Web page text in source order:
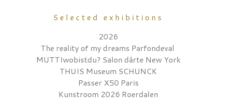
S e l e c t e d e x h i b i t i o n s
2026
The reality of my dreams Parfondeval
MUTTIwobistdu? Salon dárte New York
THUIS Museum SCHUNCK
Passer X50 Paris
Kunstroom 2026 Roerdalen